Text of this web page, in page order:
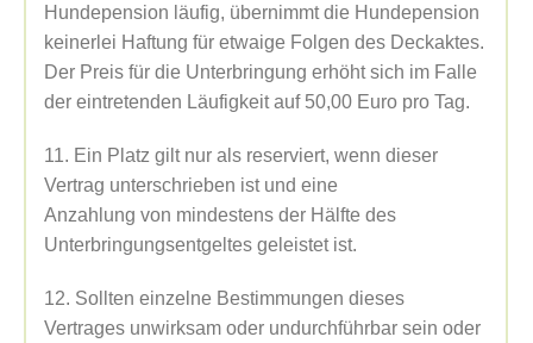
Hundepension läufig, übernimmt die Hundepension
keinerlei Haftung für etwaige Folgen des Deckaktes.
Der Preis für die Unterbringung erhöht sich im Falle
der eintretenden Läufigkeit auf 50,00 Euro pro Tag.
11. Ein Platz gilt nur als reserviert, wenn dieser
Vertrag unterschrieben ist und eine
Anzahlung von mindestens der Hälfte des
Unterbringungsentgeltes geleistet ist.
12. Sollten einzelne Bestimmungen dieses
Vertrages unwirksam oder undurchführbar sein oder